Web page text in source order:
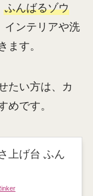
ふんばるゾウ
インテリアや洗
ます。
たい方は、カ
めです。
上げ台 ふん